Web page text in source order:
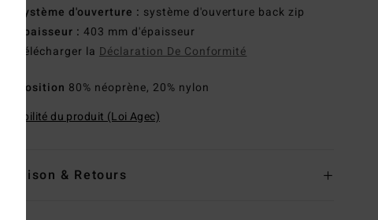
Système d'ouverture : système d'ouverture back zip
Épaisseur : 403 mm d'épaisseur
Télécharger la Déclaration De Conformité
Composition 80% néoprène, 20% nylon
Traçabilité du produit (Loi Agec)
Livraison & Retours